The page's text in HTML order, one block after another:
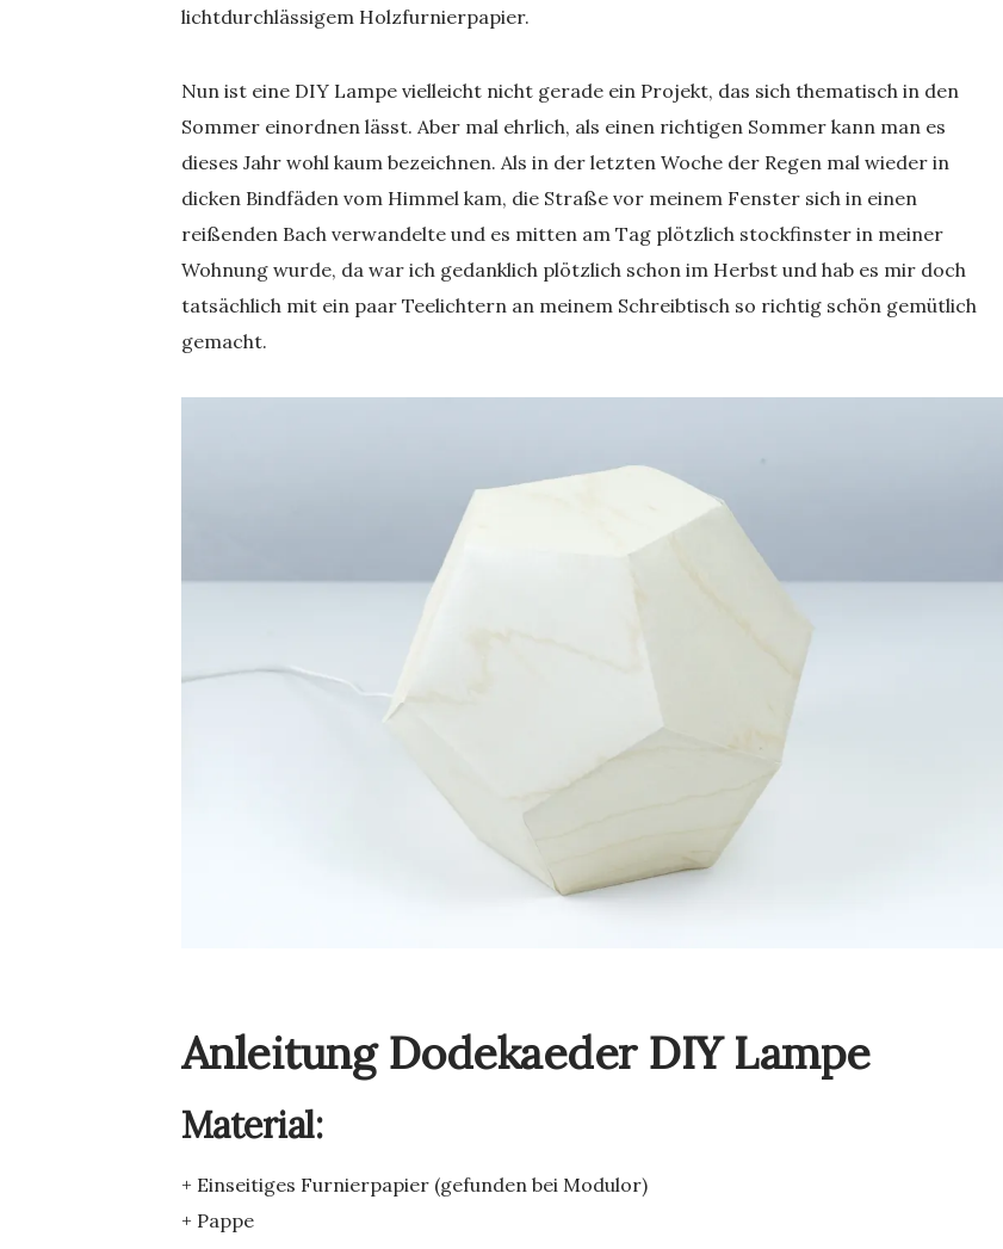
lichtdurchlässigem Holzfurnierpapier.
Nun ist eine DIY Lampe vielleicht nicht gerade ein Projekt, das sich thematisch in den
Sommer einordnen lässt. Aber mal ehrlich, als einen richtigen Sommer kann man es
dieses Jahr wohl kaum bezeichnen. Als in der letzten Woche der Regen mal wieder in
dicken Bindfäden vom Himmel kam, die Straße vor meinem Fenster sich in einen
reißenden Bach verwandelte und es mitten am Tag plötzlich stockfinster in meiner
Wohnung wurde, da war ich gedanklich plötzlich schon im Herbst und hab es mir doch
tatsächlich mit ein paar Teelichtern an meinem Schreibtisch so richtig schön gemütlich
gemacht.
Anleitung Dodekaeder DIY Lampe
Material:
+ Einseitiges Furnierpapier (gefunden bei Modulor)
+ Pappe